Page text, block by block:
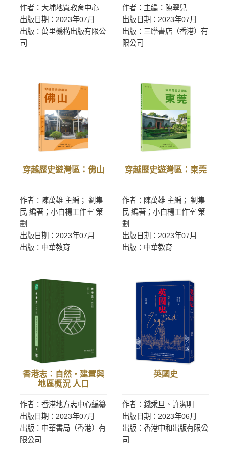
作者：大埔地質教育中心
出版日期：2023年07月
出版：萬里機構出版有限公
司
作者：主編：陳翠兒
出版日期：2023年07月
出版：三聯書店（香港）有
限公司
穿越歷史遊灣區：佛山
作者：陳萬雄 主編； 劉集
民 編著；小白楊工作室 策
劃
出版日期：2023年07月
出版：中華教育
穿越歷史遊灣區：東莞
作者：陳萬雄 主編； 劉集
民 編著；小白楊工作室 策
劃
出版日期：2023年07月
出版：中華教育
香港志：自然‧建置與
地區概況 人口
作者：香港地方志中心編纂
出版日期：2023年07月
出版：中華書局（香港）有
限公司
英國史
作者：錢乘旦、許潔明
出版日期：2023年06月
出版：香港中和出版有限公
司